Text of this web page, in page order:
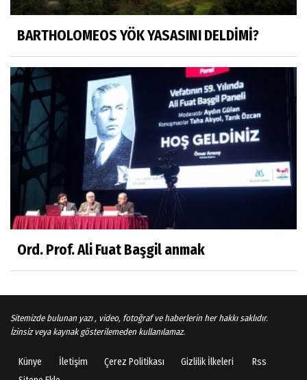
"Bir gecede millet cahil kaldı Alfabemiz
Sosyal medya
Gönenli Mehmet efendi kıssalarından biri
RIZK
Arşiv haberlerimiz
TÜRKİYEYE DEMOKRASI ŞIP DİYE GELMEDİ
Süleyman Aydın
Ali Karaca
İRAN COĞRAFYASININ DEVLETLERİ..
Behlül Dane
BARTHOLOMEOS YÖK YASASINI DELDİMİ?
Ord. Prof. Ali Fuat Başgil anmak
Sitemizde bulunan yazı , video, fotoğraf ve haberlerin her hakkı saklıdır.
İzinsiz veya kaynak gösterilemeden kullanılamaz.
Künye İletişim Çerez Politikası Gizlilik İlkeleri
Rss